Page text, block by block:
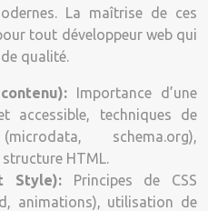
La maîtrise de ces
tout développeur web qui
qualité.
Importance d’une
accessible, techniques de
schema.org),
HTML.
Style): Principes de CSS
animations), utilisation de